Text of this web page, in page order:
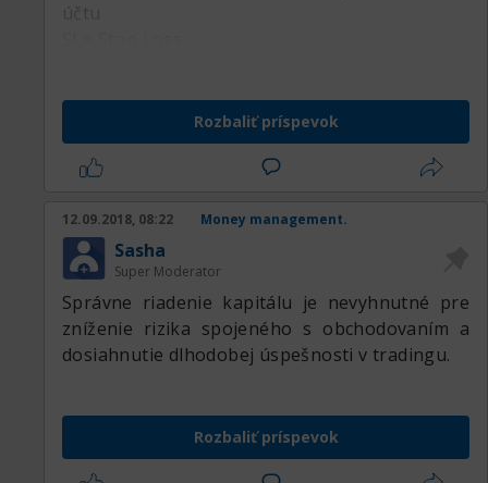
účtu
Rozbaliť príspevok
12.09.2018, 08:22 Money management.
Sasha
Super Moderator
Správne riadenie kapitálu je nevyhnutné pre
zníženie rizika spojeného s obchodovaním a
dosiahnutie dlhodobej úspešnosti v tradingu.
Rozbaliť príspevok